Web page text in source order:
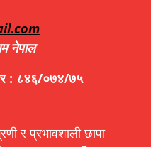
नेपाल
: ८४६/०७४/७५
र प्रभावशाली छापा